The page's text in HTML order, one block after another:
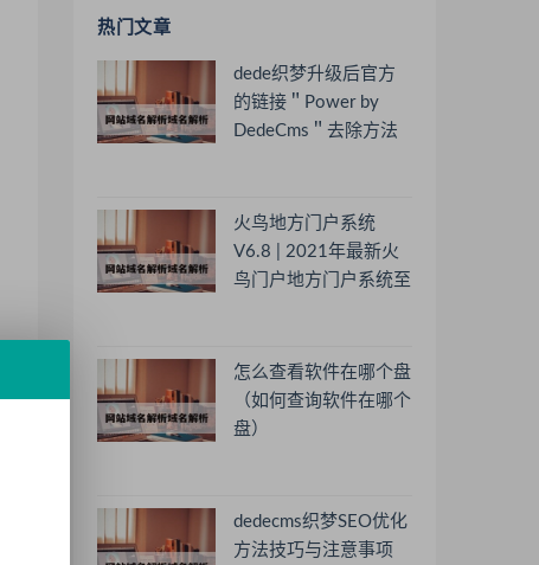
热门文章
dede织梦升级后官方
的链接＂Power by
DedeCms＂去除方法
火鸟地方门户系统
V6.8 | 2021年最新火
鸟门户地方门户系统至
怎么查看软件在哪个盘
（如何查询软件在哪个
盘）
dedecms织梦SEO优化
方法技巧与注意事项